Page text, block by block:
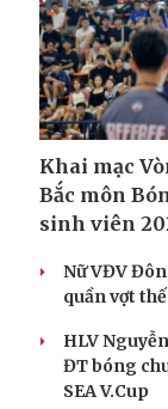
Khai mạc
Bắc môn
sinh viên
Nữ VĐV
quần vợt
HLV
ĐT bóng
SEA V.Cup